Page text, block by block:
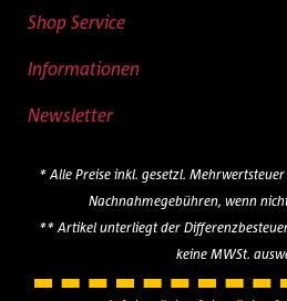
Shop Service
Informationen
Newsletter
* Alle Preise inkl. gesetzl. Mehrwertsteuer
Nachnahmegebühren, wenn
** Artikel unterliegt der
keine MWSt.